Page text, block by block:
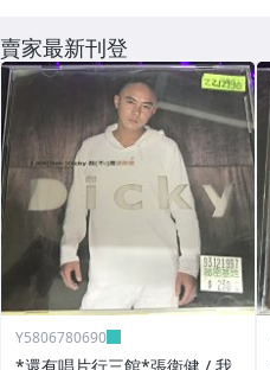
賣家最新刊登
Y5806780690